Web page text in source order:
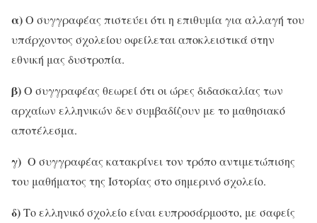
α)Ο συγγραφέας πιστεύει ότι η επιθυμία για αλλαγή του
υπάρχοντος σχολείου οφείλεται αποκλειστικά στην
εθνική μας δυστροπία.
β)Ο συγγραφέας θεωρεί ότι οι ώρες διδασκαλίας των
αρχαίων ελληνικών δεν συμβαδίζουν με το μαθησιακό
αποτέλεσμα.
γ) Ο συγγραφέας κατακρίνει τον τρόπο αντιμετώπισης
του μαθήματος της Ιστορίας στο σημερινό σχολείο.
δ)Το ελληνικό σχολείο είναι ευπροσάρμοστο, με σαφείς